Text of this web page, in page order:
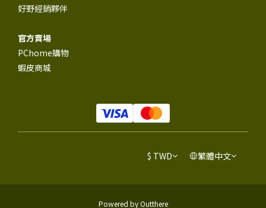
好野經銷夥伴
官方賣場
PChome購物
蝦皮商城
$ TWD 繁體中文
Powered by Outthere